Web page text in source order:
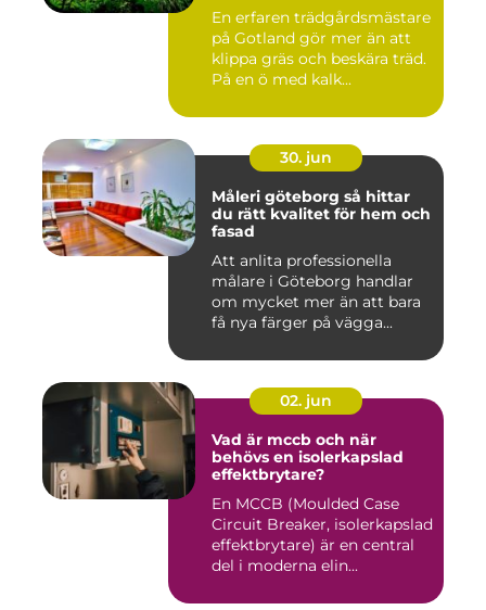
En erfaren trädgårdsmästare
på Gotland gör mer än att
klippa gräs och beskära träd.
På en ö med kalk...
30. jun
Måleri göteborg så hittar
du rätt kvalitet för hem och
fasad
Att anlita professionella
målare i Göteborg handlar
om mycket mer än att bara
få nya färger på vägga...
02. jun
Vad är mccb och när
behövs en isolerkapslad
effektbrytare?
En MCCB (Moulded Case
Circuit Breaker, isolerkapslad
effektbrytare) är en central
del i moderna elin...